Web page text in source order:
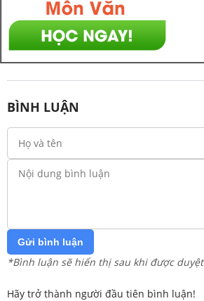
BÌNH LUẬN
Gửi bình luận
*Bình luận sẽ hiển thị sau khi được duyệt
Hãy trở thành người đầu tiên bình luận!